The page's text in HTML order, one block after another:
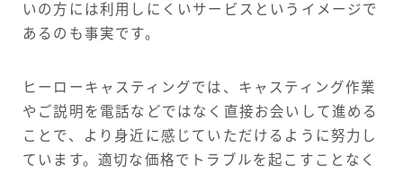
いの方には利用しにくいサービスというイメージで
あるのも事実です。
ヒーローキャスティングでは、キャスティング作業
やご説明を電話などではなく直接お会いして進める
ことで、より身近に感じていただけるように努力し
ています。適切な価格でトラブルを起こすことなく